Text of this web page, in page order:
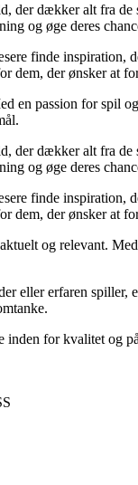
dækker alt fra
og øge deres
finde inspiration,
der ønsker at
en passion for
dækker alt fra
og øge deres
finde inspiration,
der ønsker at
og relevant.
eller erfaren
for kvalitet og